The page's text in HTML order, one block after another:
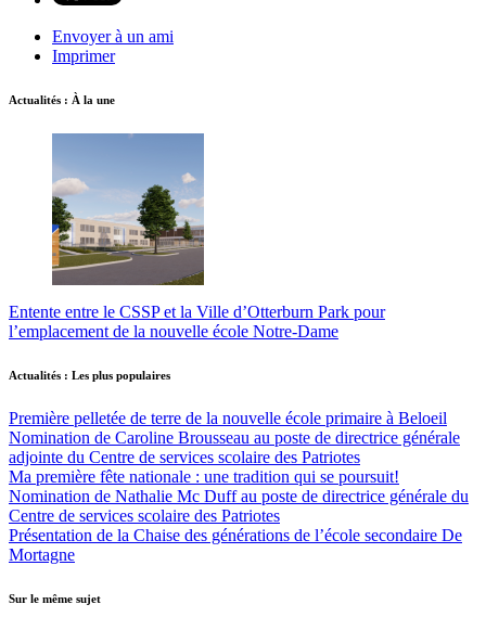
Envoyer à un ami
Imprimer
Actualités : À la une
Entente entre le CSSP et la Ville d’Otterburn Park pour
l’emplacement de la nouvelle école Notre-Dame
Actualités : Les plus populaires
Première pelletée de terre de la nouvelle école primaire à Beloeil
Nomination de Caroline Brousseau au poste de directrice générale
adjointe du Centre de services scolaire des Patriotes
Ma première fête nationale : une tradition qui se poursuit!
Nomination de Nathalie Mc Duff au poste de directrice générale du
Centre de services scolaire des Patriotes
Présentation de la Chaise des générations de l’école secondaire De
Mortagne
Sur le même sujet